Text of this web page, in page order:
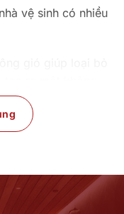
vệ sinh có nhiều
sử dụng. Điều
bồn cầu hoặc
triển của nấm